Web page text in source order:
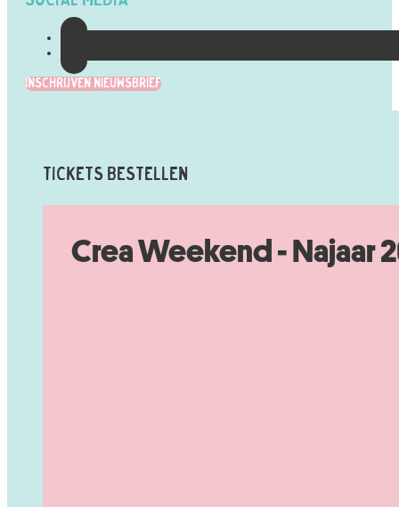
Inschrijven Nieuwsbrief
Tickets Bestellen